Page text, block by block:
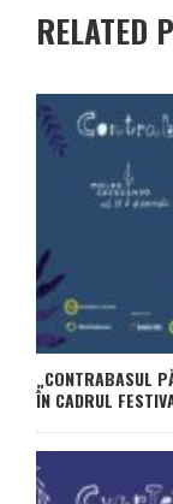
RELATED
„CONTRABASUL
ÎN CADRUL